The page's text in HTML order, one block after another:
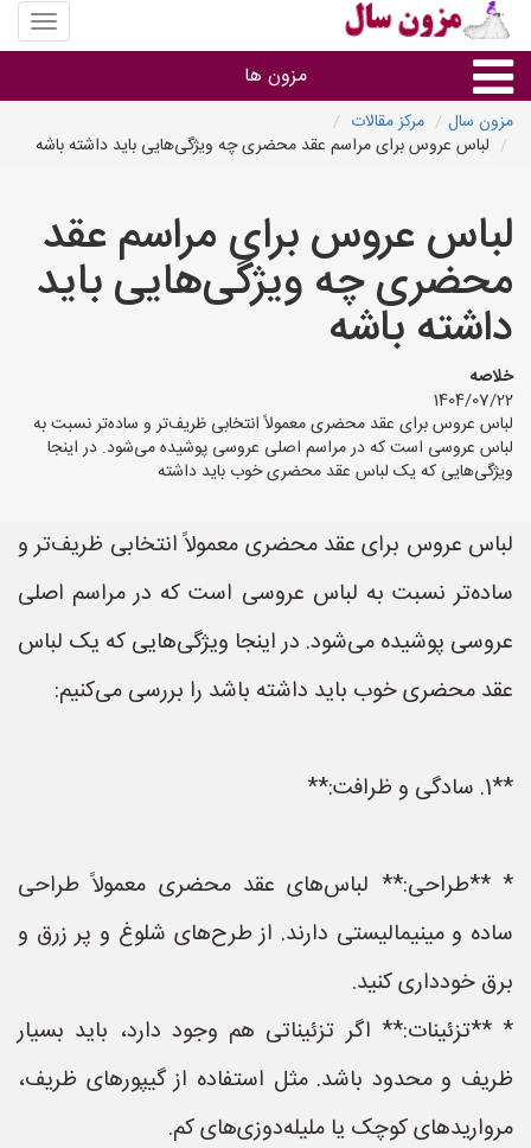
منوی
سایت
سال
مزون ها
گروه ها
استان ها
مزون سال
مرکز مقالات
لباس عروس برای مراسم عقد محضری چه ویژگی‌هایی باید داشته باشه
لباس عروس برای مراسم عقد
محضری چه ویژگی‌هایی باید
داشته باشه
خلاصه
1404/07/22
لباس عروس برای عقد محضری معمولاً انتخابی ظریف‌تر و ساده‌تر نسبت به
لباس عروسی است که در مراسم اصلی عروسی پوشیده می‌شود. در اینجا
ویژگی‌هایی که یک لباس عقد محضری خوب باید داشته
لباس عروس برای عقد محضری معمولاً انتخابی ظریف‌تر و
ساده‌تر نسبت به لباس عروسی است که در مراسم اصلی
عروسی پوشیده می‌شود. در اینجا ویژگی‌هایی که یک لباس
عقد محضری خوب باید داشته باشد را بررسی می‌کنیم:
**1. سادگی و ظرافت:**
* **طراحی:** لباس‌های عقد محضری معمولاً طراحی
ساده و مینیمالیستی دارند. از طرح‌های شلوغ و پر زرق و
برق خودداری کنید.
* **تزئینات:** اگر تزئیناتی هم وجود دارد، باید بسیار
ظریف و محدود باشد. مثل استفاده از گیپورهای ظریف،
مرواریدهای کوچک یا ملیله‌دوزی‌های کم.